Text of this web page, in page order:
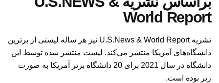
World Report
نشریه U.S.News & World Report نیز هر ساله لیستی از برترین
دانشگاه‌های آمریکا منتشر می‌کند. لیست منتشر شده توسط این
دانشگاه در سال 2021 برای 20 دانشگاه برتر آمریکا به صورت
زیر بوده است.